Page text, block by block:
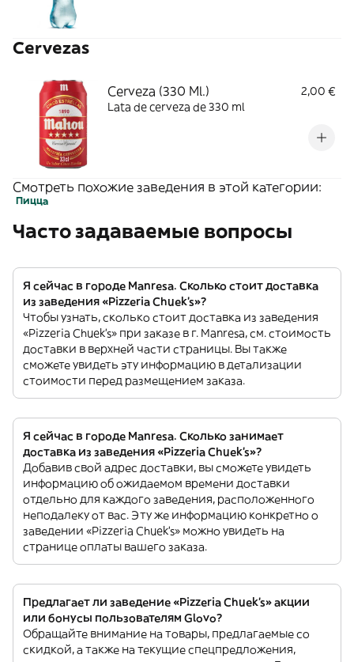
Cervezas
Cerveza (330 Ml.)
2,00 €
Lata de cerveza de 330 ml
Смотреть похожие заведения в этой категории:
Пицца
Часто задаваемые вопросы
Я сейчас в городе Manresa. Сколько стоит доставка
из заведения «Pizzeria Chuek's»?
Чтобы узнать, сколько стоит доставка из заведения
«Pizzeria Chuek's» при заказе в г. Manresa, см. стоимость
доставки в верхней части страницы. Вы также
сможете увидеть эту информацию в детализации
стоимости перед размещением заказа.
Я сейчас в городе Manresa. Сколько занимает
доставка из заведения «Pizzeria Chuek's»?
Добавив свой адрес доставки, вы сможете увидеть
информацию об ожидаемом времени доставки
отдельно для каждого заведения, расположенного
неподалеку от вас. Эту же информацию конкретно о
заведении «Pizzeria Chuek's» можно увидеть на
странице оплаты вашего заказа.
Предлагает ли заведение «Pizzeria Chuek's» акции
или бонусы пользователям Glovo?
Обращайте внимание на товары, предлагаемые со
скидкой, а также на текущие спецпредложения,